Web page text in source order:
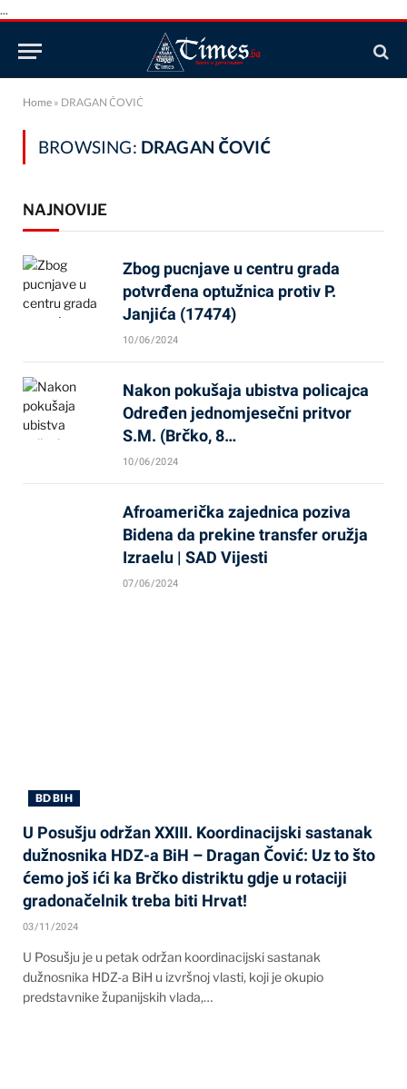
...
Home » DRAGAN ČOVIĆ
BROWSING: DRAGAN ČOVIĆ
NAJNOVIJE
Zbog pucnjave u centru grada
potvrđena optužnica protiv P.
Janjića (17474)
10/06/2024
Nakon pokušaja ubistva policajca
Određen jednomjesečni pritvor
S.M. (Brčko, 8…
10/06/2024
Afroamerička zajednica poziva
Bidena da prekine transfer oružja
Izraelu | SAD Vijesti
07/06/2024
BD BIH
U Posušju održan XXIII. Koordinacijski sastanak
dužnosnika HDZ-a BiH – Dragan Čović: Uz to što
ćemo još ići ka Brčko distriktu gdje u rotaciji
gradonačelnik treba biti Hrvat!
03/11/2024
U Posušju je u petak održan koordinacijski sastanak
dužnosnika HDZ-a BiH u izvršnoj vlasti, koji je okupio
predstavnike županijskih vlada,…